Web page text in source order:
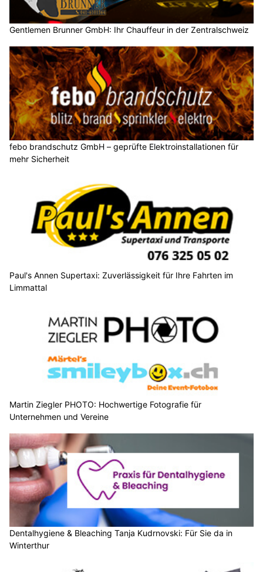
Gentlemen Brunner GmbH: Ihr Chauffeur in der Zentralschweiz
febo brandschutz GmbH – geprüfte Elektroinstallationen für
mehr Sicherheit
Paul's Annen Supertaxi: Zuverlässigkeit für Ihre Fahrten im
Limmattal
Martin Ziegler PHOTO: Hochwertige Fotografie für
Unternehmen und Vereine
Dentalhygiene & Bleaching Tanja Kudrnovski: Für Sie da in
Winterthur